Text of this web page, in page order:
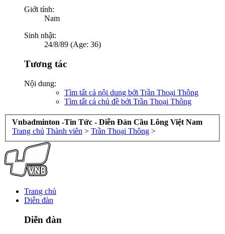
Giới tính:
Nam
Sinh nhật:
24/8/89 (Age: 36)
Tương tác
Nội dung:
Tìm tất cả nội dung bởi Trần Thoại Thông
Tìm tất cả chủ đề bởi Trần Thoại Thông
Vnbadminton -Tin Tức - Diễn Đàn Cầu Lông Việt Nam
Trang chủ Thành viên > Trần Thoại Thông >
Trang chủ
Diễn đàn
Diễn đàn